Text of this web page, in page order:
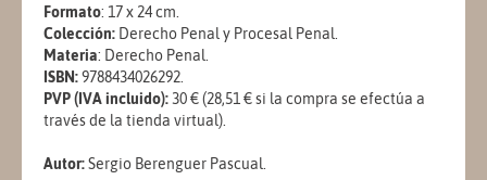
Formato: 17 x 24 cm.
Colección: Derecho Penal y Procesal Penal.
Materia: Derecho Penal.
ISBN:9788434026292.
PVP (IVA incluido): 30 € (28,51 € si la compra se efectúa a
través de la tienda virtual).
Autor:Sergio Berenguer Pascual.